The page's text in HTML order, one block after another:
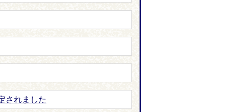
されました